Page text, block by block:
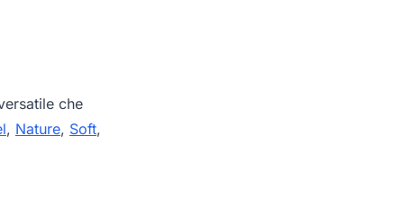
che
, Nature, Soft,